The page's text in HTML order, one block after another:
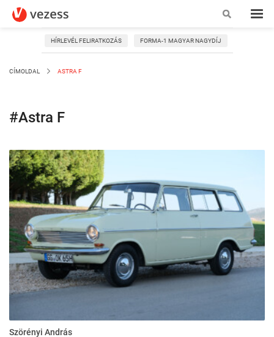
HÍRLEVÉL FELIRATKOZÁS FORMA-1 MAGYAR NAGYDÍJ
CÍMOLDAL ASTRA F
#Astra F
Szörényi András